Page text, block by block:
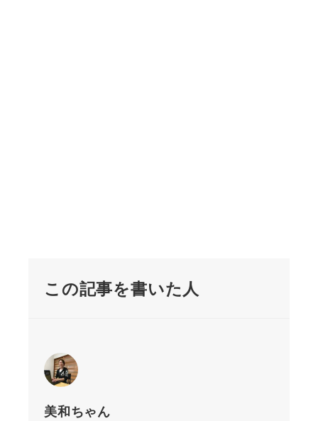
この記事を書いた人
美和ちゃん